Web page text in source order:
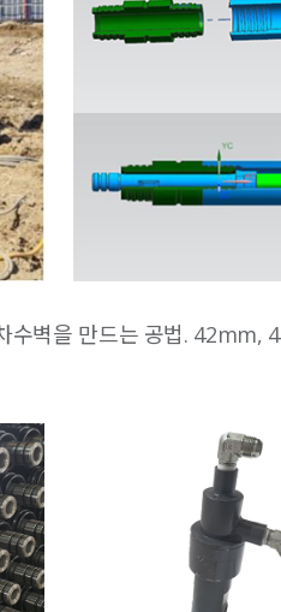
수벽을 만드는 공법.